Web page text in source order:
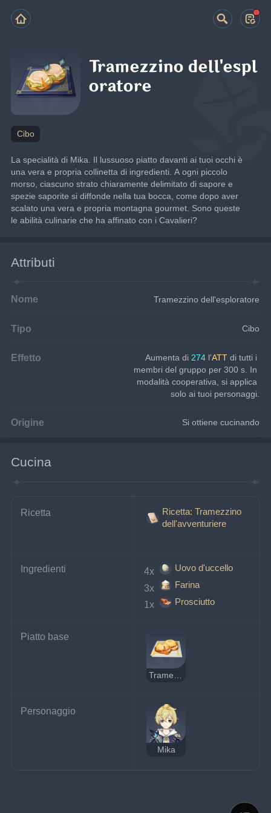
Tramezzino dell'espl
oratore
Cibo
La specialità di Mika. Il lussuoso piatto davanti ai tuoi occhi è
una vera e propria collinetta di ingredienti. A ogni piccolo
morso, ciascuno strato chiaramente delimitato di sapore e
spezie saporite si diffonde nella tua bocca, come dopo aver
scalato una vera e propria montagna gourmet. Sono queste
le abilità culinarie che ha affinato con i Cavalieri?
Attributi
Nome Tramezzino dell'esploratore
Tipo Cibo
Effetto Aumenta di 274 l'ATT di tutti i
membri del gruppo per 300 s. In
modalità cooperativa, si applica
solo ai tuoi personaggi.
Origine Si ottiene cucinando
Cucina
Ricetta
Ricetta: Tramezzino
dell'avventuriere
Ingredienti 4x
Uovo d'uccello
3x
Farina
1x
Prosciutto
Piatto base
Personaggio
Mika